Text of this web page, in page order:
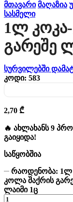
მთავარი მაღაზია
სასმელი
1ლ
Გარეშე
სურვილებში
კოდი: 583
2,70 ₾
🔥 ახლახანს 9
გაიყიდა!
საწყობშია
რაოდენობა: 1ლ
კოლა შაქრის
ლაიმი 1ც